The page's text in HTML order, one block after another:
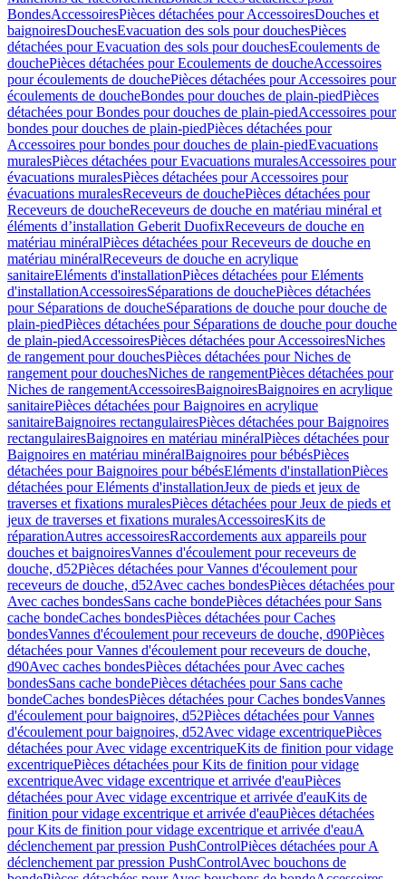
BondesAccessoiresPièces détachées pour AccessoiresDouches et
baignoiresDouchesEvacuation des sols pour douchesPièces
détachées pour Evacuation des sols pour douchesEcoulements de
douchePièces détachées pour Ecoulements de doucheAccessoires
pour écoulements de douchePièces détachées pour Accessoires pour
écoulements de doucheBondes pour douches de plain-piedPièces
détachées pour Bondes pour douches de plain-piedAccessoires pour
bondes pour douches de plain-piedPièces détachées pour
Accessoires pour bondes pour douches de plain-piedEvacuations
muralesPièces détachées pour Evacuations muralesAccessoires pour
évacuations muralesPièces détachées pour Accessoires pour
évacuations muralesReceveurs de douchePièces détachées pour
Receveurs de doucheReceveurs de douche en matériau minéral et
éléments d’installation Geberit DuofixReceveurs de douche en
matériau minéralPièces détachées pour Receveurs de douche en
matériau minéralReceveurs de douche en acrylique
sanitaireEléments d'installationPièces détachées pour Eléments
d'installationAccessoiresSéparations de douchePièces détachées
pour Séparations de doucheSéparations de douche pour douche de
plain-piedPièces détachées pour Séparations de douche pour douche
de plain-piedAccessoiresPièces détachées pour AccessoiresNiches
de rangement pour douchesPièces détachées pour Niches de
rangement pour douchesNiches de rangementPièces détachées pour
Niches de rangementAccessoiresBaignoiresBaignoires en acrylique
sanitairePièces détachées pour Baignoires en acrylique
sanitaireBaignoires rectangulairesPièces détachées pour Baignoires
rectangulairesBaignoires en matériau minéralPièces détachées pour
Baignoires en matériau minéralBaignoires pour bébésPièces
détachées pour Baignoires pour bébésEléments d'installationPièces
détachées pour Eléments d'installationJeux de pieds et jeux de
traverses et fixations muralesPièces détachées pour Jeux de pieds et
jeux de traverses et fixations muralesAccessoiresKits de
réparationAutres accessoiresRaccordements aux appareils pour
douches et baignoiresVannes d'écoulement pour receveurs de
douche, d52Pièces détachées pour Vannes d'écoulement pour
receveurs de douche, d52Avec caches bondesPièces détachées pour
Avec caches bondesSans cache bondePièces détachées pour Sans
cache bondeCaches bondesPièces détachées pour Caches
bondesVannes d'écoulement pour receveurs de douche, d90Pièces
détachées pour Vannes d'écoulement pour receveurs de douche,
d90Avec caches bondesPièces détachées pour Avec caches
bondesSans cache bondePièces détachées pour Sans cache
bondeCaches bondesPièces détachées pour Caches bondesVannes
d'écoulement pour baignoires, d52Pièces détachées pour Vannes
d'écoulement pour baignoires, d52Avec vidage excentriquePièces
détachées pour Avec vidage excentriqueKits de finition pour vidage
excentriquePièces détachées pour Kits de finition pour vidage
excentriqueAvec vidage excentrique et arrivée d'eauPièces
détachées pour Avec vidage excentrique et arrivée d'eauKits de
finition pour vidage excentrique et arrivée d'eauPièces détachées
pour Kits de finition pour vidage excentrique et arrivée d'eauA
déclenchement par pression PushControlPièces détachées pour A
déclenchement par pression PushControlAvec bouchons de